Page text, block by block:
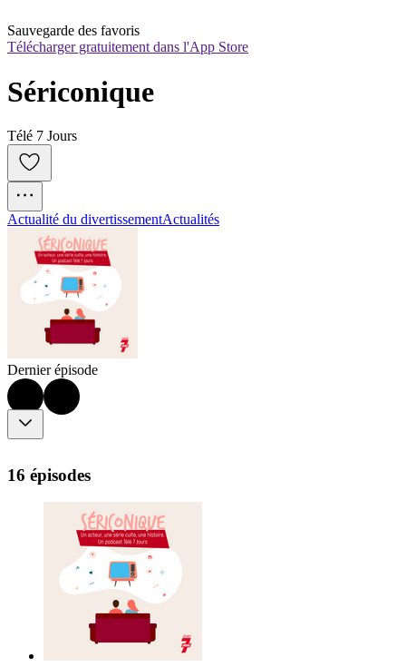
Sauvegarde des favoris
Télécharger gratuitement dans l'App Store
Sériconique
Télé 7 Jours
Actualité du divertissementActualités
Dernier épisode
16 épisodes